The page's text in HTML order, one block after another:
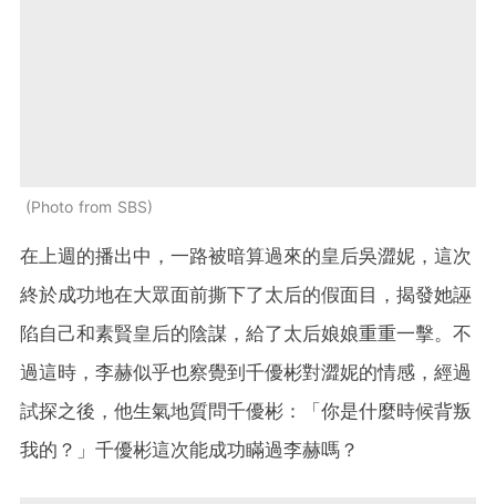
Photo from SBS
在上週的播出中，一路被暗算過來的皇后吳澀妮，這次
終於成功地在大眾面前撕下了太后的假面目，揭發她誣
陷自己和素賢皇后的陰謀，給了太后娘娘重重一擊。不
過這時，李赫似乎也察覺到千優彬對澀妮的情感，經過
試探之後，他生氣地質問千優彬：「你是什麼時候背叛
我的？」千優彬這次能成功瞞過李赫嗎？